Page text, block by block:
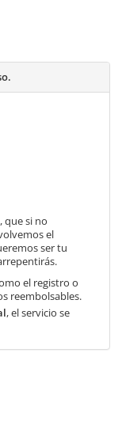
que si no
el
ser tu
el registro o
reembolsables.
, el servicio se